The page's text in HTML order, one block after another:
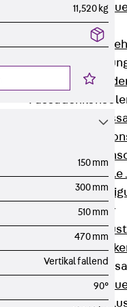
Zurück
GRIPRIP®
Winkelkonsole
Brüstungsanker
Zurück
11,520 kg
150 mm
300 mm
510 mm
470 mm
Vertikal fallend
90°